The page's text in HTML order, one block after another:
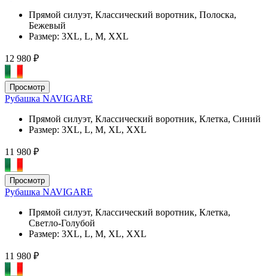
Прямой силуэт, Классический воротник, Полоска,
Бежевый
Размер: 3XL, L, M, XXL
12 980 ₽
Просмотр
Рубашка NAVIGARE
Прямой силуэт, Классический воротник, Клетка, Синий
Размер: 3XL, L, M, XL, XXL
11 980 ₽
Просмотр
Рубашка NAVIGARE
Прямой силуэт, Классический воротник, Клетка,
Светло-Голубой
Размер: 3XL, L, M, XL, XXL
11 980 ₽